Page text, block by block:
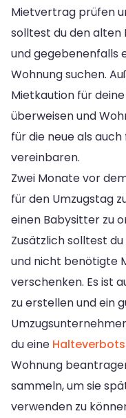
Mietvertrag prüfen
solltest du den
und gegebenenfalls
Wohnung suchen.
Mietkaution für
überweisen und
für die neue als
vereinbaren.
Zwei Monate vor
für den Umzugstag
einen Babysitter zu
Zusätzlich solltest
und nicht benötigte
verschenken. Es ist
zu erstellen und ein
du eine
Wohnung
sammeln, um sie
verwenden zu